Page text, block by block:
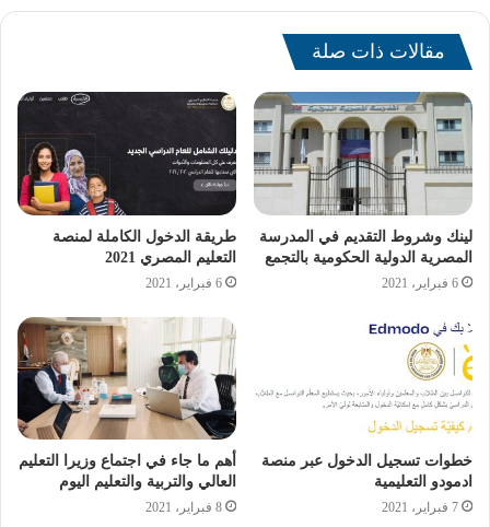
الدراسي الثاني في يوم 8 فبراير 2025 بالمدارس.
موعد امتحانات الترم
الثاني 2025 في
مقالات ذات صلة
لينك وشروط التقديم في المدرسة
المصرية الدولية الحكومية بالتجمع
6 فبراير، 2021
طريقة الدخول الكاملة لمنصة
التعليم المصري 2021
6 فبراير، 2021
خطوات تسجيل الدخول عبر منصة
ادمودو التعليمية
7 فبراير، 2021
أهم ما جاء في اجتماع وزيرا التعليم
العالي والتربية والتعليم اليوم
8 فبراير، 2021